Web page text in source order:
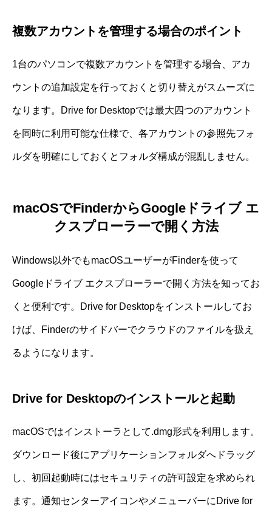
複数アカウントを管理する場合のポイント
1台のパソコンで複数アカウントを管理する場合、アカ
ウントの追加設定を行っておくと切り替えがスムーズに
なります。Drive for Desktopでは最大四つのアカウント
を同時に利用可能な仕様で、各アカウントの参照先フォ
ルダを明確にしておくとフォルダ構成が混乱しません。
macOSでFinderからGoogleドライブ エ
クスプローラーで開く方法
Windows以外でもmacOSユーザーがFinderを使って
Googleドライブ エクスプローラーで開く方法を知ってお
くと便利です。Drive for Desktopをインストールしてお
けば、Finderのサイドバーでクラウドのファイルを扱え
るようになります。
Drive for Desktopのインストールと起動
macOSではインストーラとして.dmg形式を利用します。
ダウンロード後にアプリケーションフォルダへドラッグ
し、初回起動時にはセキュリティの許可設定を求められ
ます。通知センターアイコンやメニューバーにDrive for